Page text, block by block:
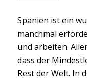
Spanien ist ein
manchmal
und arbeiten.
dass der
Rest der Welt. In